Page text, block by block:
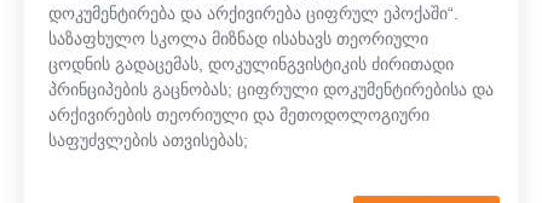
დოკუმენტირება და არქივირება ციფრულ ეპოქაში“.
საზაფხულო სკოლა მიზნად ისახავს თეორიული
ცოდნის გადაცემას, დოკულინგვისტიკის ძირითადი
პრინციპების გაცნობას; ციფრული დოკუმენტირებისა და
არქივირების თეორიული და მეთოდოლოგიური
საფუძვლების ათვისებას;